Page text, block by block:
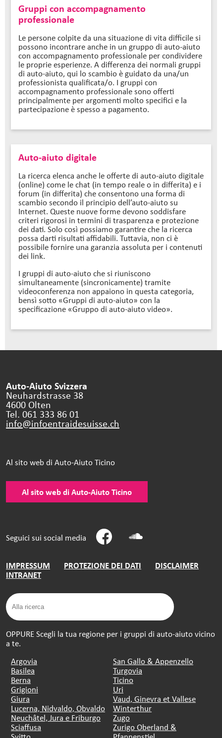
Gruppi con accompagnamento
professionale
Le persone colpite da una situazione di vita difficile si
possono incontrare anche in un gruppo di auto-aiuto
con accompagnamento professionale per condividere
le proprie esperienze. A differenza dei normali gruppi
di auto-aiuto, qui lo scambio è guidato da una/un
professionista qualificata/o. I gruppi con
accompagnamento professionale sono offerti
principalmente per argomenti molto specifici e la
partecipazione è spesso a pagamento.
Auto-aiuto digitale
La ricerca elenca anche le offerte di auto-aiuto digitale
(online) come le chat (in tempo reale o in differita) e i
forum (in differita) che consentono una forma di
scambio secondo il principio dell’auto-aiuto su
Internet. Queste nuove forme devono soddisfare
criteri rigorosi in termini di trasparenza e protezione
dei dati. Solo così possiamo garantire che la ricerca
possa darti risultati affidabili. Tuttavia, non ci è
possibile fornire una garanzia assoluta per i contenuti
dei link.
I gruppi di auto-aiuto che si riuniscono
simultaneamente (sincronicamente) tramite
videoconferenza non appaiono in questa categoria,
bensì sotto «Gruppi di auto-aiuto» con la
specificazione «Gruppo di auto-aiuto video».
Auto-Aiuto Svizzera
Neuhardstrasse 38
4600 Olten
Tel. 061 333 86 01
info@infoentraidesuisse.ch
Al sito web di Auto-Aiuto Ticino
Al sito web di Auto-Aiuto Ticino
Seguici sui social media
IMPRESSUM PROTEZIONE DEI DATI
DISCLAIMER
INTRANET
OPPURE Scegli la tua regione per i gruppi di auto-aiuto vicino
a te.
Argovia
Basilea
Berna
Grigioni
Giura
Lucerna, Nidvaldo, Obvaldo
Neuchâtel, Jura e Friburgo
Sciaffusa
San Gallo & Appenzello
Turgovia
Ticino
Uri
Vaud, Ginevra et Vallese
Winterthur
Zugo
Zurigo Oberland &